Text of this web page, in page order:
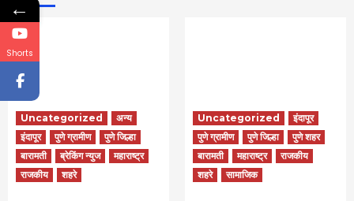
Uncategorized
अन्य
इंदापूर
पुणे ग्रामीण
पुणे जिल्हा
बारामती
ब्रेकिंग न्युज
महाराष्ट्र
राजकीय
शहरे
Uncategorized
इंदापूर
पुणे ग्रामीण
पुणे जिल्हा
पुणे शहर
बारामती
महाराष्ट्र
राजकीय
शहरे
सामाजिक
←
Shorts